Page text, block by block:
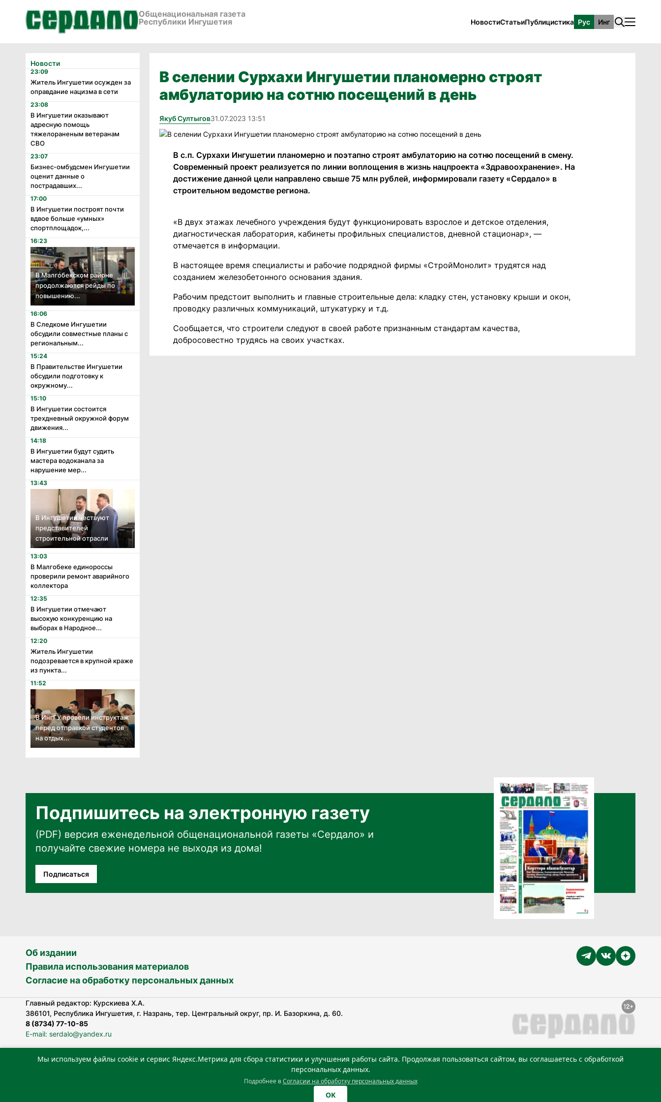
Общенациональная газета
Республики Ингушетия
НовостиСтатьиПублицистика Рус Инг
Новости
23:09
Житель Ингушетии осужден за
оправдание нацизма в сети
23:08
В Ингушетии оказывают
адресную помощь
тяжелораненым ветеранам
СВО
23:07
Бизнес-омбудсмен Ингушетии
оценит данные о
пострадавших...
17:00
В Ингушетии построят почти
вдвое больше «умных»
спортплощадок,...
16:23
В Малгобекском районе
продолжаются рейды по
повышению...
16:06
В Следкоме Ингушетии
обсудили совместные планы с
региональным...
15:24
В Правительстве Ингушетии
обсудили подготовку к
окружному...
15:10
В Ингушетии состоится
трехдневный окружной форум
движения...
14:18
В Ингушетии будут судить
мастера водоканала за
нарушение мер...
13:43
В Ингушетии чествуют
представителей
строительной отрасли
13:03
В Малгобеке единороссы
проверили ремонт аварийного
коллектора
12:35
В Ингушетии отмечают
высокую конкуренцию на
выборах в Народное...
12:20
Житель Ингушетии
подозревается в крупной краже
из пункта...
11:52
В ИнгГУ провели инструктаж
перед отправкой студентов
на отдых...
В селении Сурхахи Ингушетии планомерно строят
амбулаторию на сотню посещений в день
Якуб Султыгов31.07.2023 13:51
В с.п. Сурхахи Ингушетии планомерно и поэтапно строят амбулаторию на сотню посещений в смену.
Современный проект реализуется по линии воплощения в жизнь нацпроекта «Здравоохранение». На
достижение данной цели направлено свыше 75 млн рублей, информировали газету «Сердало» в
строительном ведомстве региона.
«В двух этажах лечебного учреждения будут функционировать взрослое и детское отделения,
диагностическая лаборатория, кабинеты профильных специалистов, дневной стационар», —
отмечается в информации.
В настоящее время специалисты и рабочие подрядной фирмы «СтройМонолит» трудятся над
созданием железобетонного основания здания.
Рабочим предстоит выполнить и главные строительные дела: кладку стен, установку крыши и окон,
проводку различных коммуникаций, штукатурку и т.д.
Сообщается, что строители следуют в своей работе признанным стандартам качества,
добросовестно трудясь на своих участках.
Подпишитесь на электронную газету
(PDF) версия еженедельной общенациональной газеты «Сердало» и
получайте свежие номера не выходя из дома!
Подписаться
Об издании
Правила использования материалов
Согласие на обработку персональных данных
Главный редактор: Курскиева Х.А.
386101, Республика Ингушетия, г. Назрань, тер. Центральный округ, пр. И. Базоркина, д. 60.
8 (8734) 77-10-85
E-mail: serdalo@yandex.ru
Сетевое издание «Сердало» зарегистрировано Федеральной службой по надзору в сфере связи, информационных
Реестровая запись СМИ: ЭЛ № ФС 77-78323 от 15.05.2020 г. Учредитель: Государственное автономное учреждение
Мы используем файлы cookie и сервис Яндекс.Метрика для сбора статистики и улучшения работы сайта. Продолжая пользоваться сайтом, вы соглашаетесь с обработкой
персональных данных.
Подробнее вСогласии на обработку персональных данных
OK